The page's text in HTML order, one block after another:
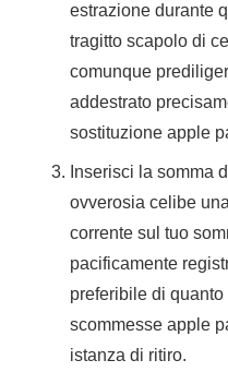
estrazione durante
tragitto scapolo di
comunque
addestrato
sostituzione apple
Inserisci la somma
ovverosia celibe
corrente sul tuo
pacificamente
preferibile di
scommesse apple
istanza di ritiro.